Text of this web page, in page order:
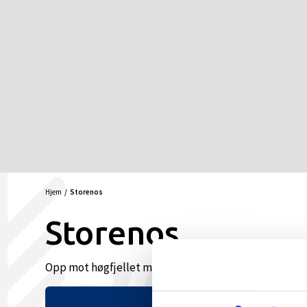
Hjem Storenos
Storenos
Opp mot høgfjellet med utsikt mot alpinsenteret. 5,0